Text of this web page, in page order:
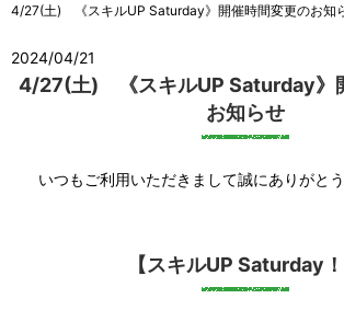
4/27(土) 《スキルUP Saturday》開催時間変更のお知
2024/04/21
4/27(土) 《スキルUP Saturday》
お知らせ
いつもご利用いただきまして誠にありがと
【スキルUP Saturday！